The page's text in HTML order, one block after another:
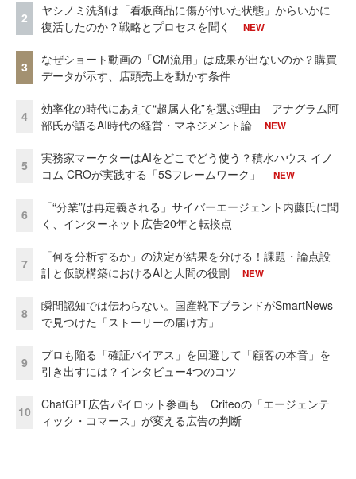
2
ヤシノミ洗剤は「看板商品に傷が付いた状態」からいかに
復活したのか？戦略とプロセスを聞く
NEW
3
なぜショート動画の「CM流用」は成果が出ないのか？購買
データが示す、店頭売上を動かす条件
4
効率化の時代にあえて“超属人化”を選ぶ理由 アナグラム阿
部氏が語るAI時代の経営・マネジメント論
NEW
5
実務家マーケターはAIをどこでどう使う？積水ハウス イノ
コム CROが実践する「5Sフレームワーク」
NEW
6
「“分業”は再定義される」サイバーエージェント内藤氏に聞
く、インターネット広告20年と転換点
7
「何を分析するか」の決定が結果を分ける！課題・論点設
計と仮説構築におけるAIと人間の役割
NEW
8
瞬間認知では伝わらない。国産靴下ブランドがSmartNews
で見つけた「ストーリーの届け方」
9
プロも陥る「確証バイアス」を回避して「顧客の本音」を
引き出すには？インタビュー4つのコツ
10
ChatGPT広告パイロット参画も Criteoの「エージェンテ
ィック・コマース」が変える広告の判断